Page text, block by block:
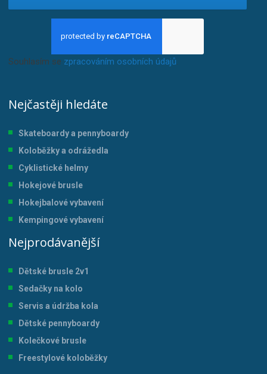
Souhlasím se zpracováním osobních údajů.
Nejčastěji hledáte
Skateboardy a pennyboardy
Koloběžky a odrážedla
Cyklistické helmy
Hokejové brusle
Hokejbalové vybavení
Kempingové vybavení
Nejprodávanější
Dětské brusle 2v1
Sedačky na kolo
Servis a údržba kola
Dětské pennyboardy
Kolečkové brusle
Freestylové koloběžky